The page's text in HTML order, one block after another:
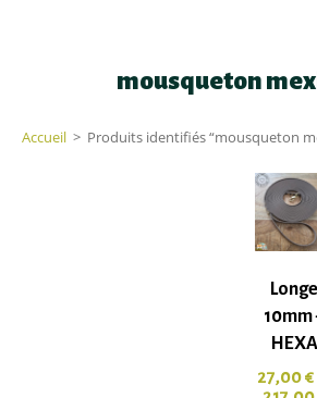
mousqueton
Accueil > Produits identifiés “mousqueton
Longe
10mm
HEXA
27,00€